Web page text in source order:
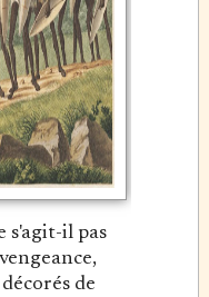
s'agit-il pas
de